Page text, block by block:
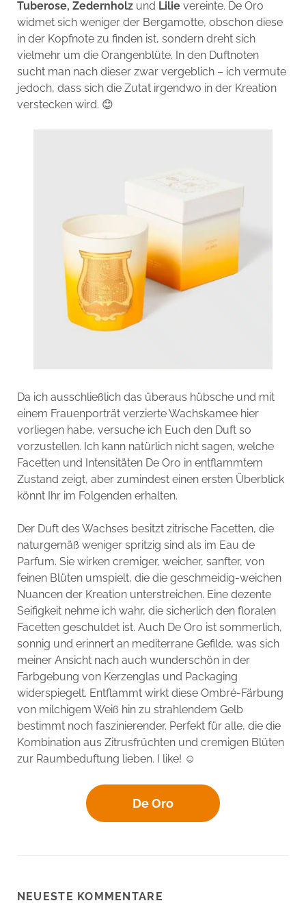
Tuberose, Zedernholzund Lilievereinte. De Oro
widmet sich weniger der Bergamotte, obschon diese
in der Kopfnote zu finden ist, sondern dreht sich
vielmehr um die Orangenblüte. In den Duftnoten
sucht man nach dieser zwar vergeblich – ich vermute
jedoch, dass sich die Zutat irgendwo in der Kreation
verstecken wird. 😊
Da ich ausschließlich das überaus hübsche und mit
einem Frauenporträt verzierte Wachskamee hier
vorliegen habe, versuche ich Euch den Duft so
vorzustellen. Ich kann natürlich nicht sagen, welche
Facetten und Intensitäten De Oro in entflammtem
Zustand zeigt, aber zumindest einen ersten Überblick
könnt Ihr im Folgenden erhalten.
Der Duft des Wachses besitzt zitrische Facetten, die
naturgemäß weniger spritzig sind als im Eau de
Parfum. Sie wirken cremiger, weicher, sanfter, von
feinen Blüten umspielt, die die geschmeidig-weichen
Nuancen der Kreation unterstreichen. Eine dezente
Seifigkeit nehme ich wahr, die sicherlich den floralen
Facetten geschuldet ist. Auch De Oro ist sommerlich,
sonnig und erinnert an mediterrane Gefilde, was sich
meiner Ansicht nach auch wunderschön in der
Farbgebung von Kerzenglas und Packaging
widerspiegelt. Entflammt wirkt diese Ombré-Färbung
von milchigem Weiß hin zu strahlendem Gelb
bestimmt noch faszinierender. Perfekt für alle, die die
Kombination aus Zitrusfrüchten und cremigen Blüten
zur Raumbeduftung lieben. I like! ☺️
De Oro
NEUESTE KOMMENTARE